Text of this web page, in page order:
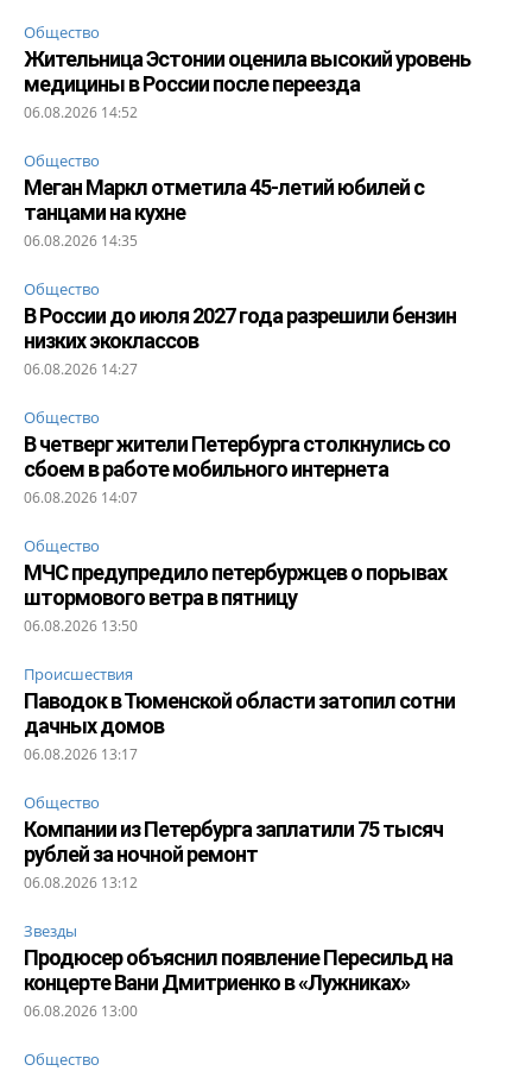
Общество
Жительница Эстонии оценила высокий уровень
медицины в России после переезда
06.08.2026 14:52
Общество
Меган Маркл отметила 45-летий юбилей с
танцами на кухне
06.08.2026 14:35
Общество
В России до июля 2027 года разрешили бензин
низких экоклассов
06.08.2026 14:27
Общество
В четверг жители Петербурга столкнулись со
сбоем в работе мобильного интернета
06.08.2026 14:07
Общество
МЧС предупредило петербуржцев о порывах
штормового ветра в пятницу
06.08.2026 13:50
Происшествия
Паводок в Тюменской области затопил сотни
дачных домов
06.08.2026 13:17
Общество
Компании из Петербурга заплатили 75 тысяч
рублей за ночной ремонт
06.08.2026 13:12
Звезды
Продюсер объяснил появление Пересильд на
концерте Вани Дмитриенко в «Лужниках»
06.08.2026 13:00
Общество